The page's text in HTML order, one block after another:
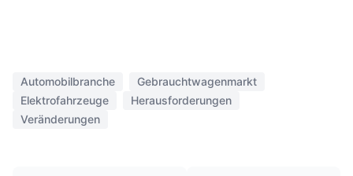
Automobilbranche
Gebrauchtwagenmarkt
Elektrofahrzeuge
Herausforderungen
Veränderungen